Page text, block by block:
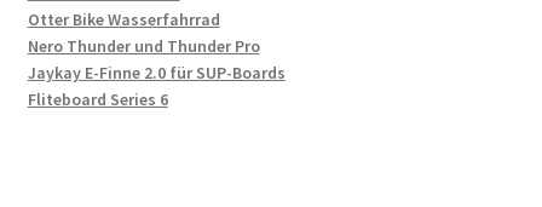
Otter Bike Wasserfahrrad
Nero Thunder und Thunder Pro
Jaykay E-Finne 2.0 für SUP-Boards
Fliteboard Series 6